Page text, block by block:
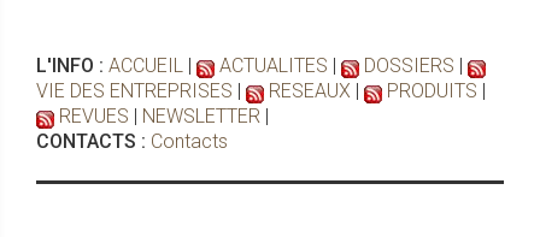
L'INFO : ACCUEIL | ACTUALITES | DOSSIERS |
VIE DES ENTREPRISES | RESEAUX | PRODUITS |
REVUES | NEWSLETTER |
CONTACTS : Contacts